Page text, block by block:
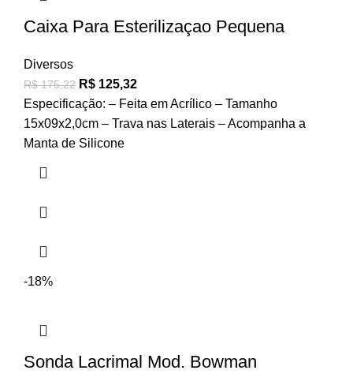
Caixa Para Esterilizaçao Pequena
Diversos
R$175,22 R$ 125,32
Especificação: – Feita em Acrílico – Tamanho
15x09x2,0cm – Trava nas Laterais – Acompanha a
Manta de Silicone
-18%
Sonda Lacrimal Mod. Bowman